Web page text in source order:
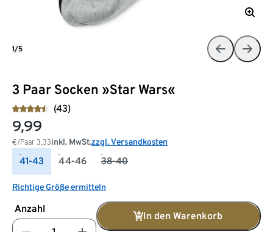
3 Paar Socken »Star Wars«
(43)
9,99
€/Paar 3,33inkl. MwSt.zzgl. Versandkosten
41-43 44-46 38-40
Richtige Größe ermitteln
Anzahl
In den Warenkorb
1/5